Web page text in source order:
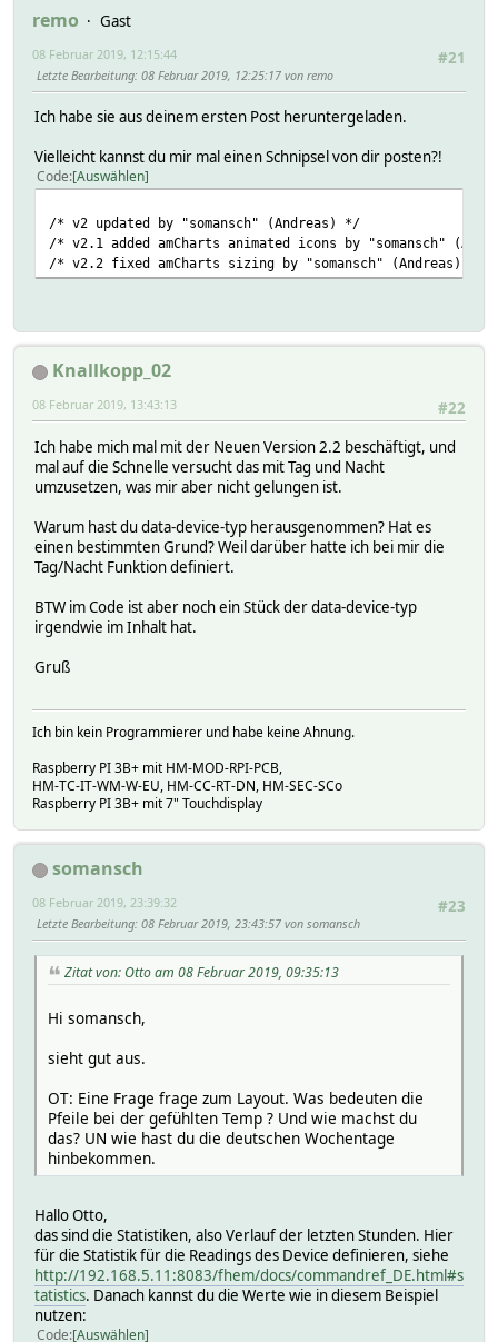
remo
Gast
#21
08 Februar 2019, 12:15:44
Letzte Bearbeitung: 08 Februar 2019, 12:25:17 von remo
Ich habe sie aus deinem ersten Post heruntergeladen.
Vielleicht kannst du mir mal einen Schnipsel von dir posten?!
Code Auswählen
/* v2 updated by "somansch" (Andreas) */
/* v2.1 added amCharts animated icons by "somansch"
/* v2.2 fixed amCharts sizing by "somansch" (Andreas) */
Knallkopp_02
#22
08 Februar 2019, 13:43:13
Ich habe mich mal mit der Neuen Version 2.2 beschäftigt, und
mal auf die Schnelle versucht das mit Tag und Nacht
umzusetzen, was mir aber nicht gelungen ist.
Warum hast du data-device-typ herausgenommen? Hat es
einen bestimmten Grund? Weil darüber hatte ich bei mir die
Tag/Nacht Funktion definiert.
BTW im Code ist aber noch ein Stück der data-device-typ
irgendwie im Inhalt hat.
Gruß
Ich bin kein Programmierer und habe keine Ahnung.
Raspberry PI 3B+ mit HM-MOD-RPI-PCB,
HM-TC-IT-WM-W-EU, HM-CC-RT-DN, HM-SEC-SCo
Raspberry PI 3B+ mit 7" Touchdisplay
somansch
#23
08 Februar 2019, 23:39:32
Letzte Bearbeitung: 08 Februar 2019, 23:43:57 von somansch
Zitat von: Otto am 08 Februar 2019, 09:35:13
Hi somansch,
sieht gut aus.
OT: Eine Frage frage zum Layout. Was bedeuten die
Pfeile bei der gefühlten Temp ? Und wie machst du
das? UN wie hast du die deutschen Wochentage
hinbekommen.
Hallo Otto,
das sind die Statistiken, also Verlauf der letzten Stunden. Hier
für die Statistik für die Readings des Device definieren, siehe
http://192.168.5.11:8083/fhem/docs/commandref_DE.html#s
tatistics. Danach kannst du die Werte wie in diesem Beispiel
nutzen:
Code Auswählen